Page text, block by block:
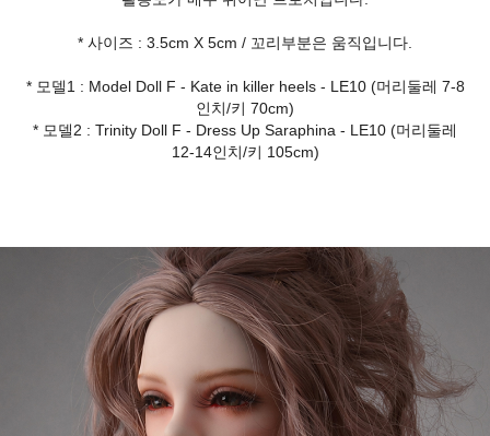
* 사이즈 : 3.5cm X 5cm / 꼬리부분은 움직입니다.
* 모델1 : Model Doll F - Kate in killer heels - LE10 (머리둘레 7-8
인치/키 70cm)
* 모델2 : Trinity Doll F - Dress Up Saraphina - LE10 (머리둘레
12-14인치/키 105cm)